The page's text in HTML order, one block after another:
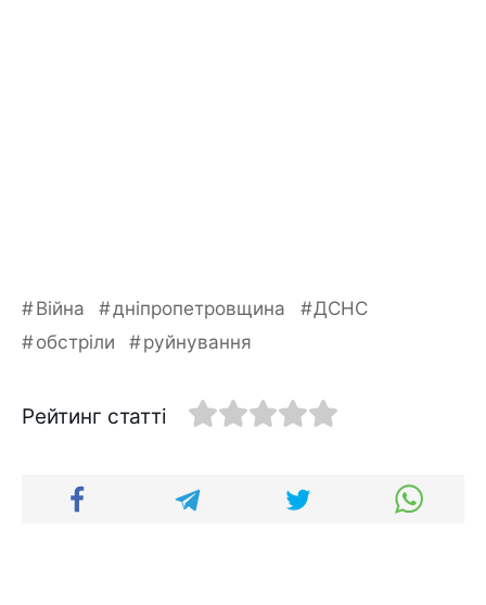
Війна дніпропетровщина
ДСНС
обстріли
руйнування
Рейтинг статті